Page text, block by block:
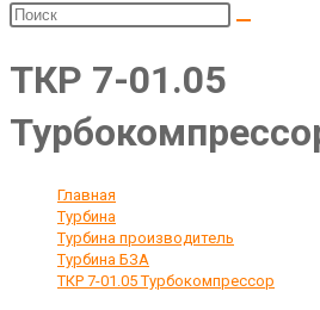
ТКР 7-01.05
Главная
Турбина
Турбина производитель
Турбина БЗА
ТКР 7-01.05 Турбокомпрессор